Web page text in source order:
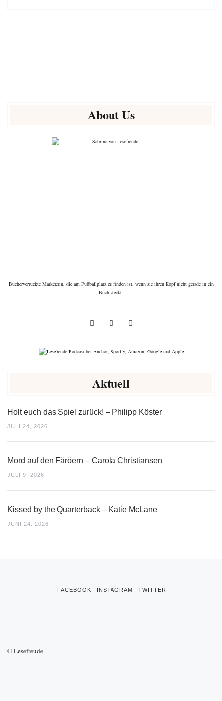
About Us
Bücherverrückte Marketerin, die am Fußballplatz zu finden ist, wenn sie ihren Kopf nicht gerade in ein
Buch steckt.
Aktuell
Holt euch das Spiel zurück! – Philipp Köster
JULI 24, 2026
Mord auf den Färöern – Carola Christiansen
JULI 9, 2026
Kissed by the Quarterback – Katie McLane
JUNI 24, 2026
FACEBOOK INSTAGRAM TWITTER
© Lesefreude